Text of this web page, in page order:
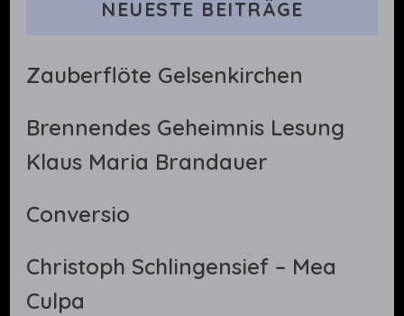
NEUESTE BEITRÄGE
Zauberflöte Gelsenkirchen
Brennendes Geheimnis Lesung
Klaus Maria Brandauer
Conversio
Christoph Schlingensief – Mea
Culpa